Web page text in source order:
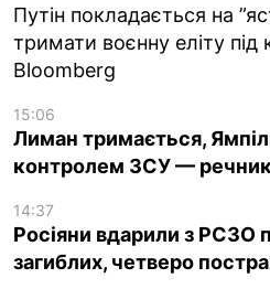
Путін покладається на
тримати воєнну еліту під
Bloomberg
15:06
Лиман тримається,
контролем ЗСУ —
14:37
Росіяни вдарили з РСЗО
загиблих, четверо